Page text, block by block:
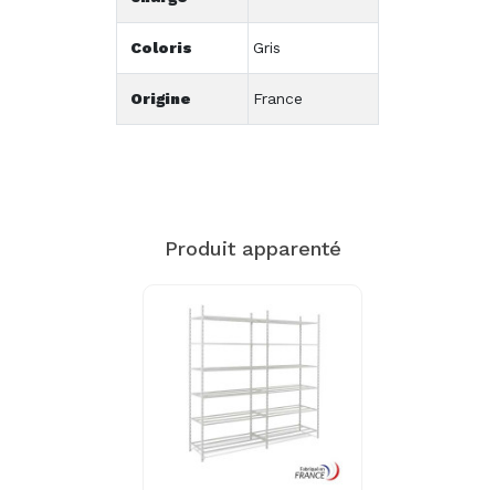
Coloris Gris
Origine France
Produit apparenté